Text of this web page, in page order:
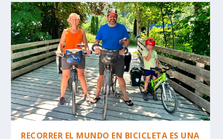
RECORRER EL MUNDO EN BICICLETA ES UNA